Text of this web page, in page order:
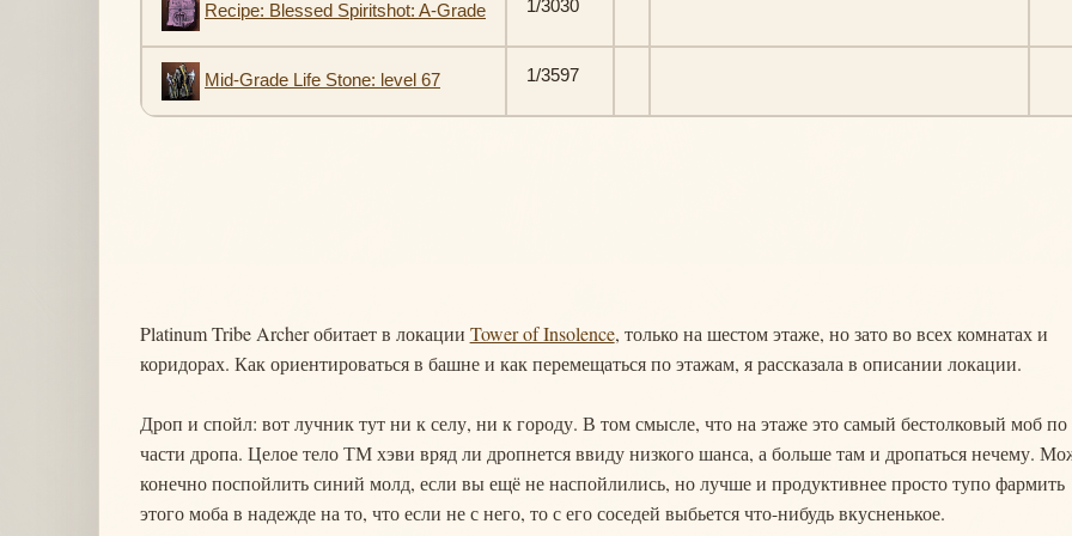
Recipe: Blessed Spiritshot: A-Grade 1/3030
Mid-Grade Life Stone: level 67 1/3597
Platinum Tribe Archer обитает в локации Tower of Insolence, только на шестом этаже, но зато во всех комнатах и
коридорах. Как ориентироваться в башне и как перемещаться по этажам, я рассказала в описании локации.
Дроп и спойл: вот лучник тут ни к селу, ни к городу. В том смысле, что на этаже это самый бестолковый моб по
части дропа. Целое тело ТМ хэви вряд ли дропнется ввиду низкого шанса, а больше там и дропаться нечему.
конечно поспойлить синий молд, если вы ещё не наспойлились, но лучше и продуктивнее просто тупо фармить
этого моба в надежде на то, что если не с него, то с его соседей выбьется что-нибудь вкусненькое.